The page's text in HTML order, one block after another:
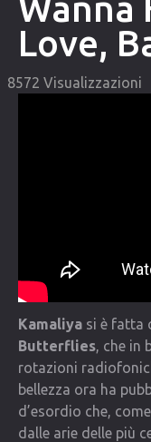
PROGRAMMI
COMMUNITY
Lista degli utenti
Wanna
Love,
8572 Visualizzazioni
Kamaliya si è fatta
Butterflies , che
rotazioni
bellezza ora ha
d’esordio che,
dalle arie delle più